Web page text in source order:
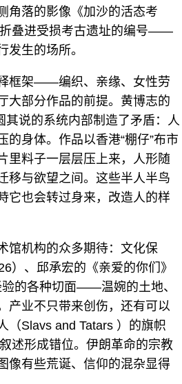
角落的影像《加沙的活态考
折叠进受损考古遗址的编号——
生的场所。
框架——编织、亲缘、女性劳
部分作品的前提。黄博志的
说的系统内部制造了矛盾：人
身体。作品以香港“棚仔”布市
里料子一层层压上来，人形随
移与欲望之间。这些半人半鸟
它也会转过身来，改造人的样
馆机构的众多期待：文化保
）、邱承宏的《亲爱的你们》
验的各种切面——温婉的土地、
产业不只带来创伤，还有可以
（Slavs and Tatars ）的旗帜
述形成错位。伊朗革命的宗教
像有些荒诞、信仰的混杂显得